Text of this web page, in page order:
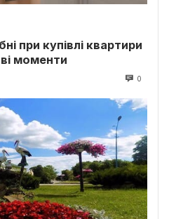
при купівлі квартири
моменти
0